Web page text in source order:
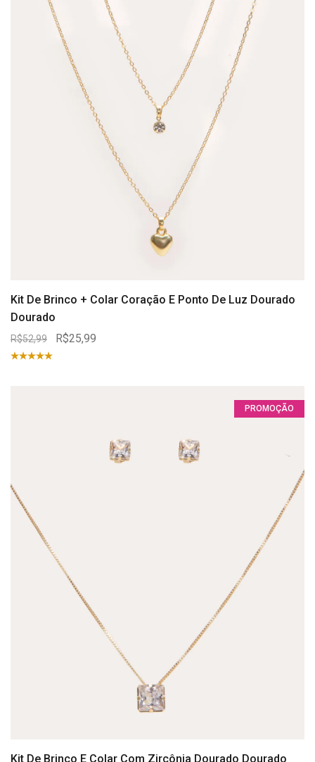
Kit De Brinco + Colar Coração E Ponto De Luz Dourado
Dourado
R$52,99 R$25,99
PROMOÇÃO
Kit De Brinco E Colar Com Zircônia Dourado Dourado